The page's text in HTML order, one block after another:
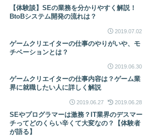
【体験談】SEの業務を分かりやすく解説！
BtoBシステム開発の流れは？
2019.07.02
ゲームクリエイターの仕事のやりがいや、モ
チベーションとは？
2019.06.30
ゲームクリエイターの仕事内容は？ゲーム業
界に就職したい人に詳しく解説
2019.06.27 2019.06.28
SEやプログラマーは激務？IT業界のデスマー
チってどのくらい辛くて大変なの？【体験者
が語る】